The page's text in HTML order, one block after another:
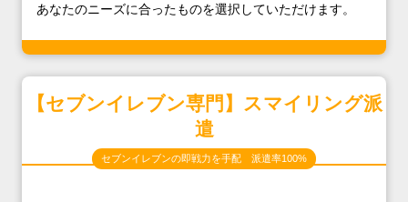
あなたのニーズに合ったものを選択していただけます。
【セブンイレブン専門】スマイリング派
遣
セブンイレブンの即戦力を手配 派遣率100%